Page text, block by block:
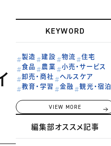
KEYWORD
製造 建設 物流
住宅
食品
農業
小売・サービス
卸売・商社
ヘルスケア
教育・学習
金融 観光・宿泊
VIEW MORE
編集部オススメ記事